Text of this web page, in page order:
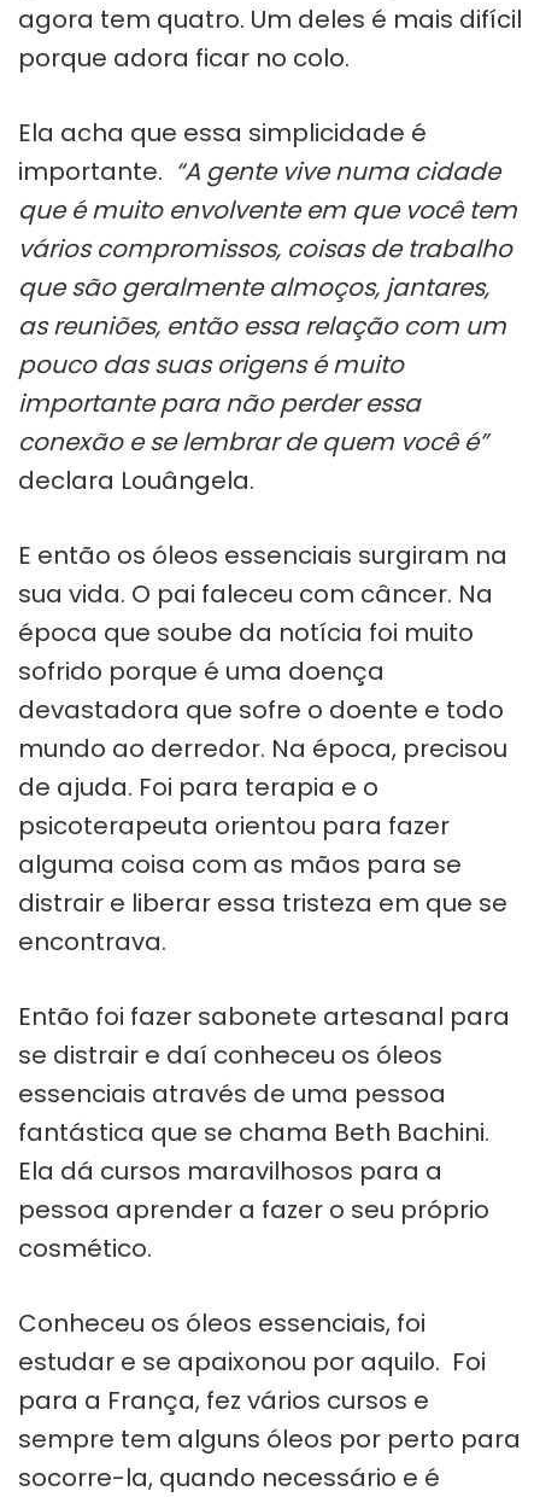
agora tem quatro. Um deles é mais difícil
porque adora ficar no colo.
Ela acha que essa simplicidade é
importante. “A gente vive numa cidade
que é muito envolvente em que você tem
vários compromissos, coisas de trabalho
que são geralmente almoços, jantares,
as reuniões, então essa relação com um
pouco das suas origens é muito
importante para não perder essa
conexão e se lembrar de quem você é”
declara Louângela.
E então os óleos essenciais surgiram na
sua vida. O pai faleceu com câncer. Na
época que soube da notícia foi muito
sofrido porque é uma doença
devastadora que sofre o doente e todo
mundo ao derredor. Na época, precisou
de ajuda. Foi para terapia e o
psicoterapeuta orientou para fazer
alguma coisa com as mãos para se
distrair e liberar essa tristeza em que se
encontrava.
Então foi fazer sabonete artesanal para
se distrair e daí conheceu os óleos
essenciais através de uma pessoa
fantástica que se chama Beth Bachini.
Ela dá cursos maravilhosos para a
pessoa aprender a fazer o seu próprio
cosmético.
Conheceu os óleos essenciais, foi
estudar e se apaixonou por aquilo. Foi
para a França, fez vários cursos e
sempre tem alguns óleos por perto para
socorre-la, quando necessário e é